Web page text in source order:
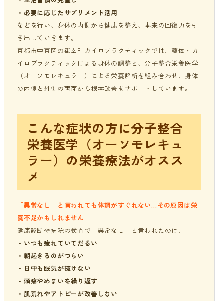
・必要に応じたサプリメント活用
などを行い、身体の内側から健康を整え、本来の回復力を引
き出していきます。
京都市中京区の御幸町カイロプラクティックでは、整体・カ
イロプラクティックによる身体の調整と、分子整合栄養医学
（オーソモレキュラー）による栄養解析を組み合わせ、身体
の内側と外側の両面から根本改善をサポートしています。
こんな症状の方に分子整合
栄養医学（オーソモレキュ
ラー）の栄養療法がオスス
メ
「異常なし」と言われても体調がすぐれない…その原因は栄
養不足かもしれません
健康診断や病院の検査で「異常なし」と言われたのに、
・いつも疲れていてだるい
・ 朝起きるのがつらい
・ 日中も眠気が抜けない
・ 頭痛やめまいを繰り返す
・ 肌荒れやアトピーが改善しない